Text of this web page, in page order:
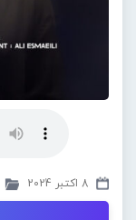
8 اکتبر 2024